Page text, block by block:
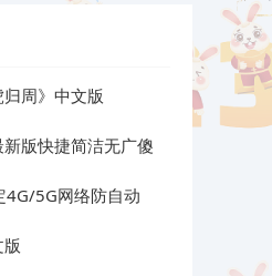
归周》中文版
版快捷简洁无广傻
4G/5G网络防自动
版